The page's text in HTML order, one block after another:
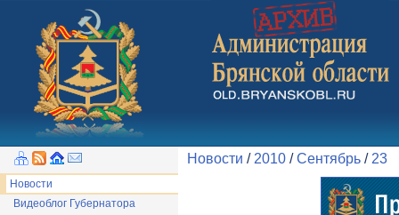
Новости
Видеоблог Губернатора
Новости / 2010 /Сентябрь / 23